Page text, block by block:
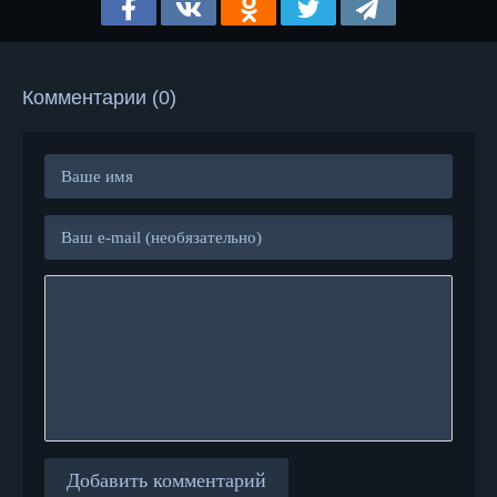
Комментарии (0)
Добавить комментарий